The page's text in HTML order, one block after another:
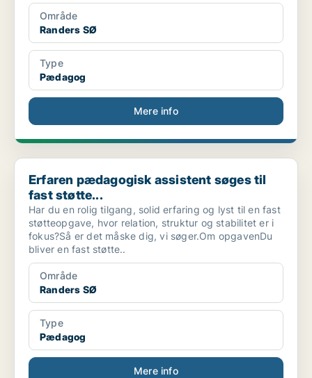
Område
Randers SØ
Type
Pædagog
Mere info
Erfaren pædagogisk assistent søges til fast støtte...
Erfaren pædagogisk assistent søges til
fast støtte...
Har du en rolig tilgang, solid erfaring og lyst til en fast
støtteopgave, hvor relation, struktur og stabilitet er i
fokus?Så er det måske dig, vi søger.Om opgavenDu
bliver en fast støtte..
Område
Randers SØ
Type
Pædagog
Mere info